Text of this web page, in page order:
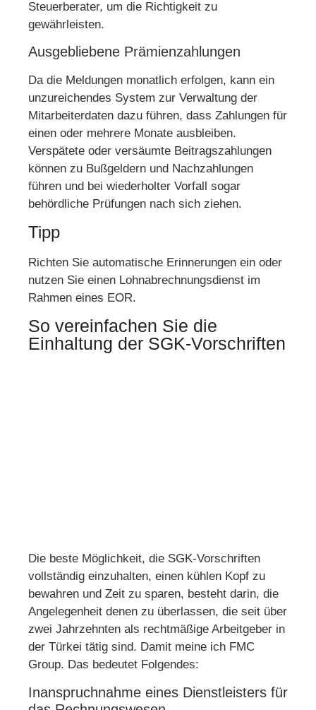
Steuerberater, um die Richtigkeit zu
gewährleisten.
Ausgebliebene Prämienzahlungen
Da die Meldungen monatlich erfolgen, kann ein
unzureichendes System zur Verwaltung der
Mitarbeiterdaten dazu führen, dass Zahlungen für
einen oder mehrere Monate ausbleiben.
Verspätete oder versäumte Beitragszahlungen
können zu Bußgeldern und Nachzahlungen
führen und bei wiederholter Vorfall sogar
behördliche Prüfungen nach sich ziehen.
Tipp
Richten Sie automatische Erinnerungen ein oder
nutzen Sie einen Lohnabrechnungsdienst im
Rahmen eines EOR.
So vereinfachen Sie die
Einhaltung der SGK-Vorschriften
Die beste Möglichkeit, die SGK-Vorschriften
vollständig einzuhalten, einen kühlen Kopf zu
bewahren und Zeit zu sparen, besteht darin, die
Angelegenheit denen zu überlassen, die seit über
zwei Jahrzehnten als rechtmäßige Arbeitgeber in
der Türkei tätig sind. Damit meine ich FMC
Group. Das bedeutet Folgendes:
Inanspruchnahme eines Dienstleisters für